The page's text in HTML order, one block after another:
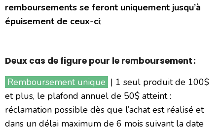
remboursements se feront uniquement jusqu’à
épuisement de ceux-ci;
Deux cas de figure pour le remboursement :
Remboursement unique | 1 seul produit de 100$
et plus, le plafond annuel de 50$ atteint :
réclamation possible dès que l’achat est réalisé et
dans un délai maximum de 6 mois suivant la date